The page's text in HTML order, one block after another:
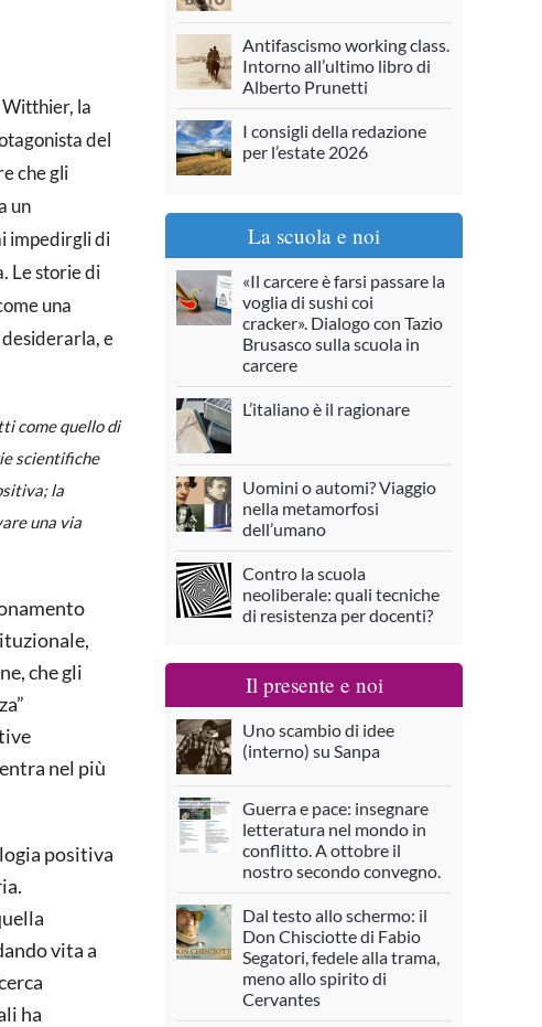
la
del
che gli
un
impedirgli di
Le storie di
una
desiderarla, e
come quello di
scientifiche
la
una via
che gli
nel più
positiva
vita a
ha
Antifascismo working class.
Intorno all’ultimo libro di
Alberto Prunetti
I consigli della redazione
per l’estate 2026
La scuola e noi
«Il carcere è farsi passare la
voglia di sushi coi
cracker». Dialogo con Tazio
Brusasco sulla scuola in
carcere
L’italiano è il ragionare
Uomini o automi? Viaggio
nella metamorfosi
dell’umano
Contro la scuola
neoliberale: quali tecniche
di resistenza per docenti?
Il presente e noi
Uno scambio di idee
(interno) su Sanpa
Guerra e pace: insegnare
letteratura nel mondo in
conflitto. A ottobre il
nostro secondo convegno.
Dal testo allo schermo: il
Don Chisciotte di Fabio
Segatori, fedele alla trama,
meno allo spirito di
Cervantes